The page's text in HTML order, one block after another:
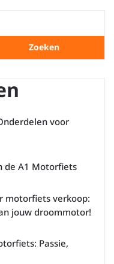
Zoeken
voor
de A1 Motorfiets
motorfiets verkoop:
jouw droommotor!
Passie,